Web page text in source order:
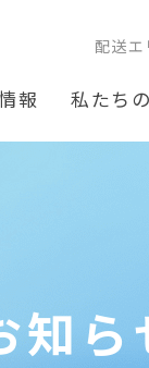
配送
報 私たち
知ら